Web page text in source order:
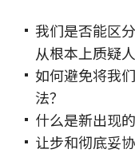
我们是否能区
从根本上质疑
如何避免将我
法？
什么是新出现
让步和彻底妥